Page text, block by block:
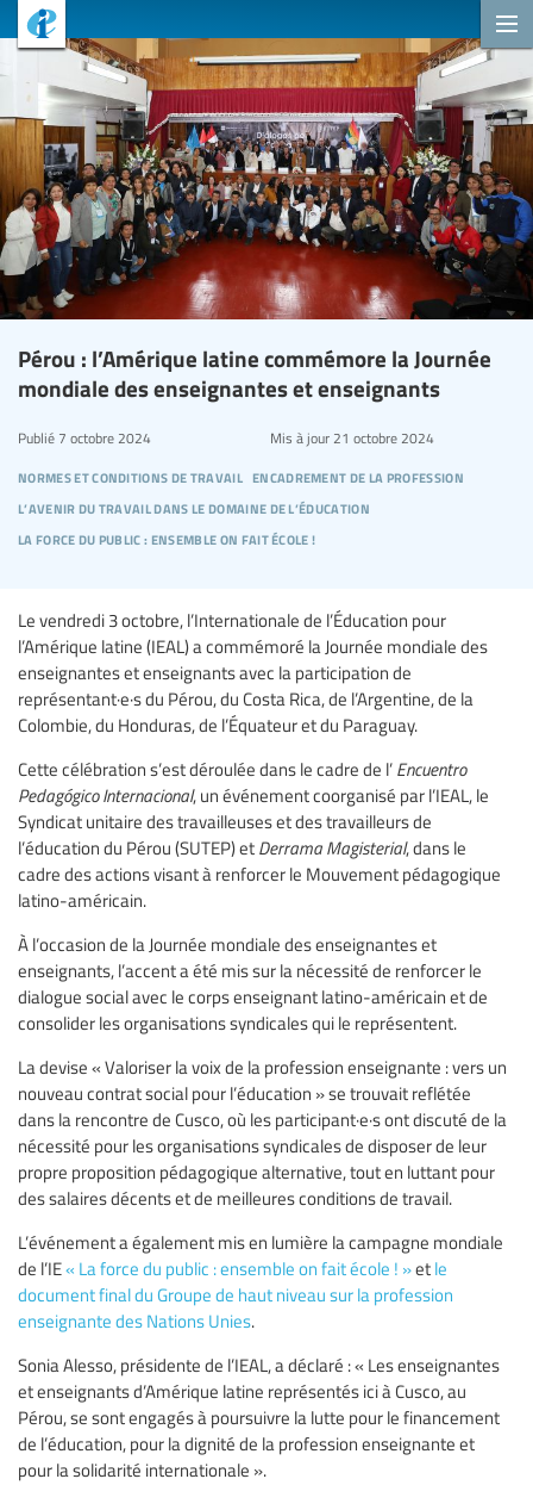
Pérou : l’Amérique latine commémore la Journée
mondiale des enseignantes et enseignants
normes et conditions de travail encadrement de la profession
l’avenir du travail dans le domaine de l’éducation
la force du public : ensemble on fait école !
Publié 7 octobre 2024 Mis à jour21 octobre 2024
Le vendredi 3 octobre, l’Internationale de l’Éducation pour
l’Amérique latine (IEAL) a commémoré la Journée mondiale des
enseignantes et enseignants avec la participation de
représentant·e·s du Pérou, du Costa Rica, de l’Argentine, de la
Colombie, du Honduras, de l’Équateur et du Paraguay.
Cette célébration s’est déroulée dans le cadre de l’ Encuentro
Pedagógico Internacional, un événement coorganisé par l’IEAL, le
Syndicat unitaire des travailleuses et des travailleurs de
l’éducation du Pérou (SUTEP) et Derrama Magisterial, dans le
cadre des actions visant à renforcer le Mouvement pédagogique
latino-américain.
À l’occasion de la Journée mondiale des enseignantes et
enseignants, l’accent a été mis sur la nécessité de renforcer le
dialogue social avec le corps enseignant latino-américain et de
consolider les organisations syndicales qui le représentent.
La devise « Valoriser la voix de la profession enseignante : vers un
nouveau contrat social pour l’éducation » se trouvait reflétée
dans la rencontre de Cusco, où les participant·e·s ont discuté de la
nécessité pour les organisations syndicales de disposer de leur
propre proposition pédagogique alternative, tout en luttant pour
des salaires décents et de meilleures conditions de travail.
L’événement a également mis en lumière la campagne mondiale
de l’IE« La force du public : ensemble on fait école ! »et le
document final du Groupe de haut niveau sur la profession
enseignante des Nations Unies.
Sonia Alesso, présidente de l’IEAL, a déclaré : « Les enseignantes
et enseignants d’Amérique latine représentés ici à Cusco, au
Pérou, se sont engagés à poursuivre la lutte pour le financement
de l’éducation, pour la dignité de la profession enseignante et
pour la solidarité internationale ».